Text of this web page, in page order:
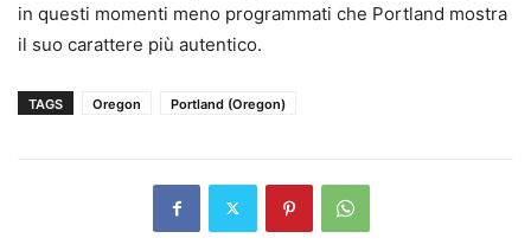
in questi momenti meno programmati che Portland mostra
il suo carattere più autentico.
TAGS Oregon Portland (Oregon)